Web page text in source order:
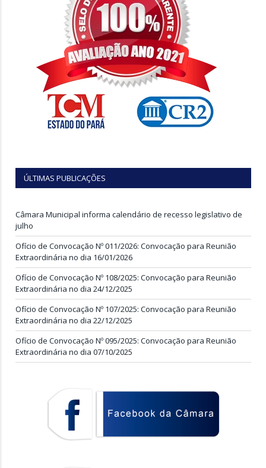
ÚLTIMAS PUBLICAÇÕES
Câmara Municipal informa calendário de recesso legislativo de
julho
Ofício de Convocação Nº 011/2026: Convocação para Reunião
Extraordinária no dia 16/01/2026
Ofício de Convocação Nº 108/2025: Convocação para Reunião
Extraordinária no dia 24/12/2025
Ofício de Convocação Nº 107/2025: Convocação para Reunião
Extraordinária no dia 22/12/2025
Ofício de Convocação Nº 095/2025: Convocação para Reunião
Extraordinária no dia 07/10/2025